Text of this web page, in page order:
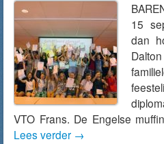
15
dan
VTO Frans. De Engelse
Lees verder →